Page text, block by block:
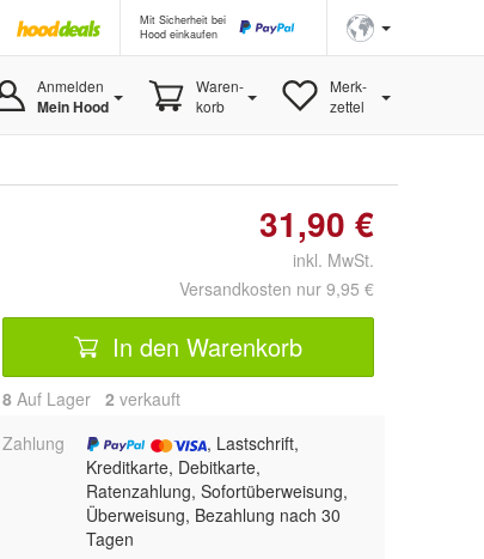
Mit Sicherheit bei
Hood einkaufen
Anmelden
Mein Hood
Waren-
korb
Merk-
zettel
31,90 €
inkl. MwSt.
Versandkosten nur 9,95 €
In den Warenkorb
8 Auf Lager 2 verkauft
Zahlung
, Lastschrift,
Kreditkarte, Debitkarte,
Ratenzahlung, Sofortüberweisung,
Überweisung, Bezahlung nach 30
Tagen